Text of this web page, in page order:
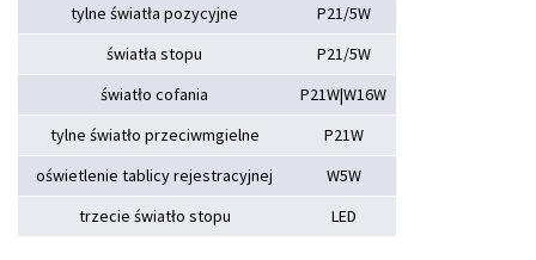
tylne światła pozycyjne
P21/5W
światła stopu
P21/5W
światło cofania
P21W|W16W
tylne światło przeciwmgielne
P21W
oświetlenie tablicy rejestracyjnej
W5W
trzecie światło stopu
LED